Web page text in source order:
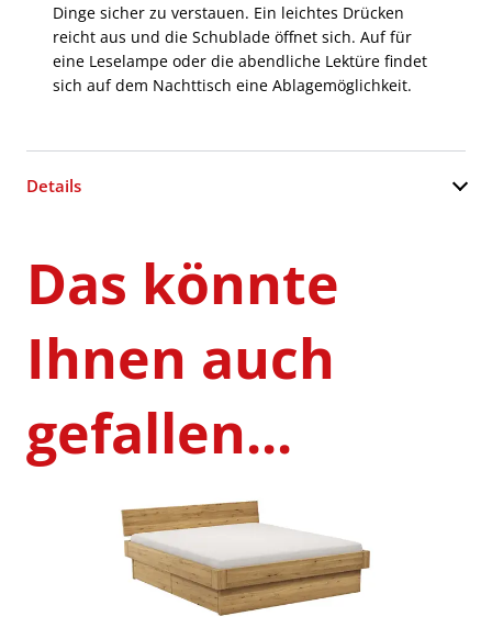
Dinge sicher zu verstauen. Ein leichtes Drücken
reicht aus und die Schublade öffnet sich. Auf für
eine Leselampe oder die abendliche Lektüre findet
sich auf dem Nachttisch eine Ablagemöglichkeit.
Details
Das könnte
Ihnen auch
gefallen...